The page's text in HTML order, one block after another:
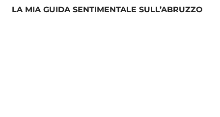
LA MIA GUIDA SENTIMENTALE SULL’ABRUZZO